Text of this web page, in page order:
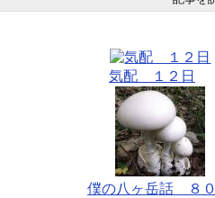
気配 １２日
僕の八ヶ岳話 ８